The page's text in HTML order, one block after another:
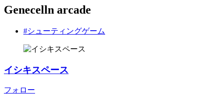
Genecelln arcade
#シューティングゲーム
イシキスペース
フォロー